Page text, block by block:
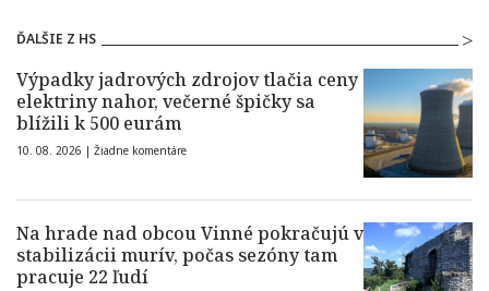
ĎALŠIE Z HS
Výpadky jadrových zdrojov tlačia ceny
elektriny nahor, večerné špičky sa
blížili k 500 eurám
10. 08. 2026 | Žiadne komentáre
Na hrade nad obcou Vinné pokračujú v
stabilizácii murív, počas sezóny tam
pracuje 22 ľudí